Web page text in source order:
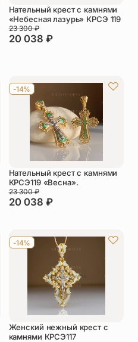
Нательный крест с камнями
«Небесная лазурь» КРСЭ 119
20 038 ₽
23 300₽
-14%
Нательный крест с камнями
КРСЭ119 «Весна».
20 038 ₽
23 300₽
-14%
Женский нежный крест с
камнями КРСЭ117